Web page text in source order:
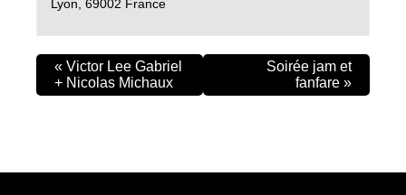
Lyon 69002 France
« Victor Lee Gabriel
+ Nicolas Michaux
Soirée jam et
fanfare »